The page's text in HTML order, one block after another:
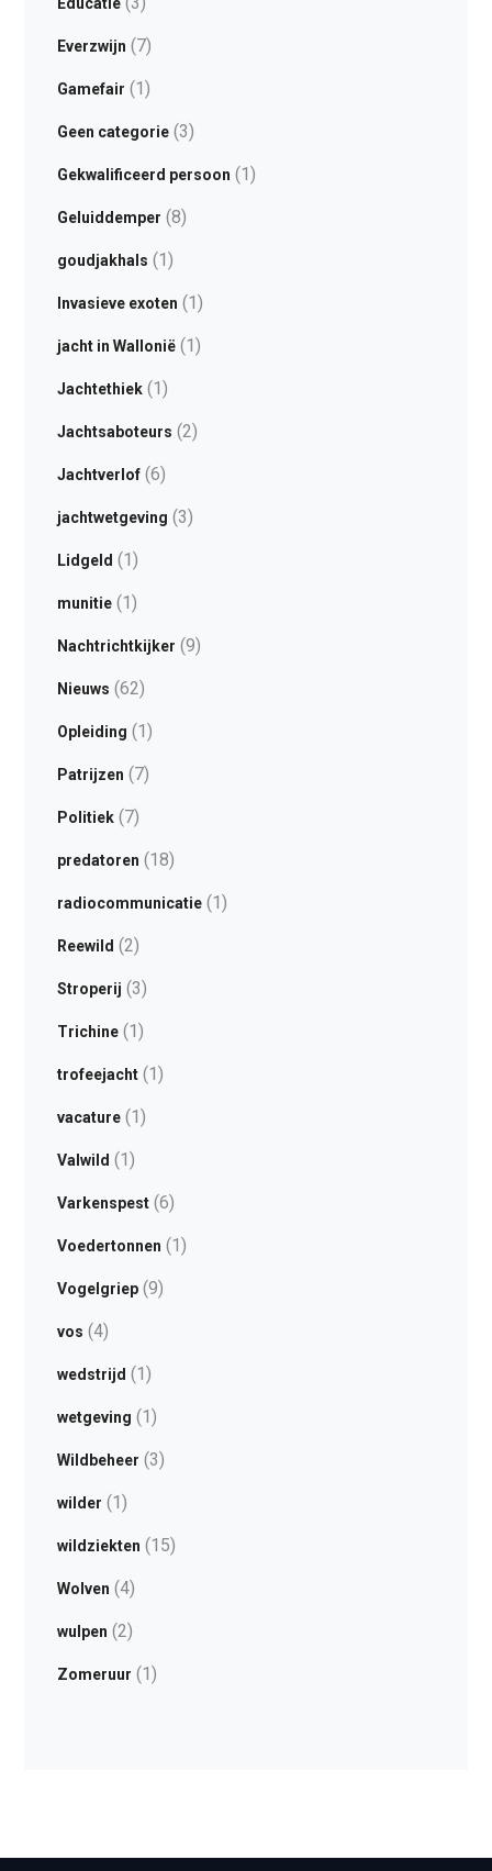
Educatie
Everzwijn (7)
Gamefair (1)
Geen categorie(3)
Gekwalificeerd persoon (1)
Geluiddemper (8)
goudjakhals (1)
Invasieve exoten (1)
jacht in Wallonië(1)
Jachtethiek(1)
Jachtsaboteurs (2)
Jachtverlof(6)
jachtwetgeving (3)
Lidgeld (1)
munitie(1)
Nachtrichtkijker (9)
Nieuws (62)
Opleiding (1)
Patrijzen (7)
Politiek(7)
predatoren (18)
radiocommunicatie(1)
Reewild (2)
Stroperij (3)
Trichine(1)
trofeejacht(1)
vacature(1)
Valwild (1)
Varkenspest(6)
Voedertonnen (1)
Vogelgriep(9)
vos (4)
wedstrijd (1)
wetgeving (1)
Wildbeheer (3)
wilder (1)
wildziekten (15)
Wolven (4)
wulpen (2)
Zomeruur (1)